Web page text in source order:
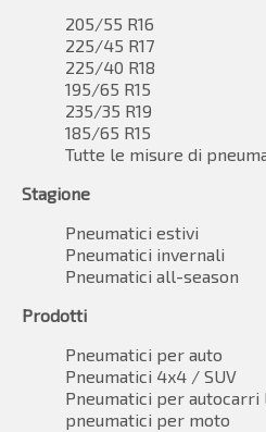
205/55 R16
225/45 R17
225/40 R18
195/65 R15
235/35 R19
185/65 R15
Tutte le misure di
Stagione
Pneumatici estivi
Pneumatici invernali
Pneumatici all-season
Prodotti
Pneumatici per auto
Pneumatici 4x4 / SUV
Pneumatici per autocarri
pneumatici per moto